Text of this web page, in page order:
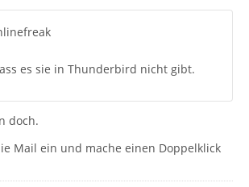
es sie in Thunderbird nicht gibt.
doch.
Mail ein und mache einen Doppelklick